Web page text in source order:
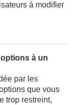
à modifier
à un
par les
que vous
trop restreint,